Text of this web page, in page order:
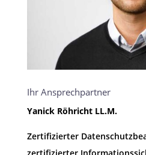
Ihr Ansprechpartner
Yanick Röhricht LL.M.
Zertifizierter